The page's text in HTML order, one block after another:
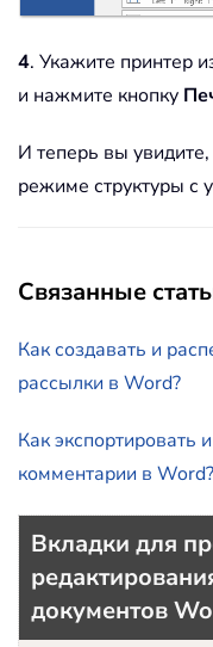
4. Укажите принтер
и нажмите кнопку
И теперь вы
режиме структуры с
Связанные
Как создавать и
рассылки в Word?
Как экспортировать
комментарии в Word?
Вкладки для
документов